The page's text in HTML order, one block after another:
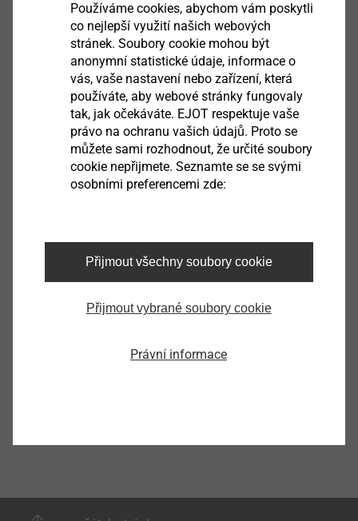
Produktový list.pdf 304 KB
Angličtina
Němčina
Další výrobky
Prodloužení vrtáku
Zobrazit výrobek
Používáme cookies, abychom vám poskytli
co nejlepší využití našich webových
stránek. Soubory cookie mohou být
anonymní statistické údaje, informace o
vás, vaše nastavení nebo zařízení, která
používáte, aby webové stránky fungovaly
tak, jak očekáváte. EJOT respektuje vaše
právo na ochranu vašich údajů. Proto se
můžete sami rozhodnout, že určité soubory
cookie nepřijmete. Seznamte se se svými
osobními preferencemi zde:
Přijmout všechny soubory cookie
Přijmout vybrané soubory cookie
Právní informace